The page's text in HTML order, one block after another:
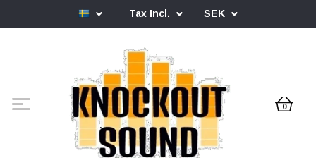
Tax Incl. SEK
0